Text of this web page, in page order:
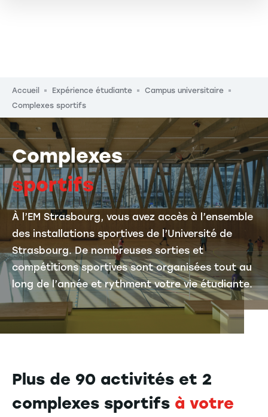
Fil d'Ariane
Accueil Expérience étudiante
Campus universitaire
Complexes sportifs
Complexes
sportifs
À l’EM Strasbourg, vous avez accès à l’ensemble
des installations sportives de l’Université de
Strasbourg. De nombreuses sorties et
compétitions sportives sont organisées tout au
long de l’année et rythment votre vie étudiante.
Plus de 90 activités et 2
complexes sportifs à votre